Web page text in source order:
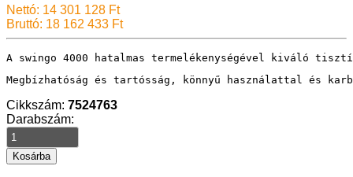
Nettó: 14 301 128 Ft
Bruttó: 18 162 433 Ft
A swingo 4000 hatalmas termelékenységével kiváló
Megbízhatóság és tartósság, könnyű használattal és
Cikkszám: 7524763
Darabszám: